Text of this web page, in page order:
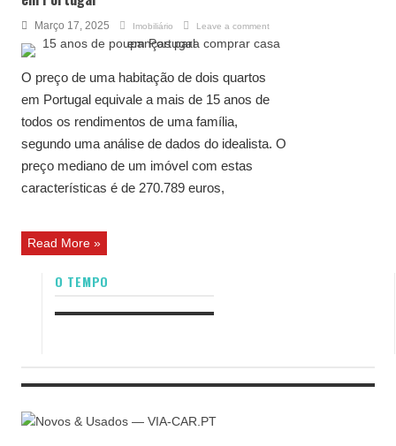
Março 17, 2025 Imobiliário Leave a comment
O preço de uma habitação de dois quartos
em Portugal equivale a mais de 15 anos de
todos os rendimentos de uma família,
segundo uma análise de dados do idealista. O
preço mediano de um imóvel com estas
características é de 270.789 euros,
Read More »
O TEMPO